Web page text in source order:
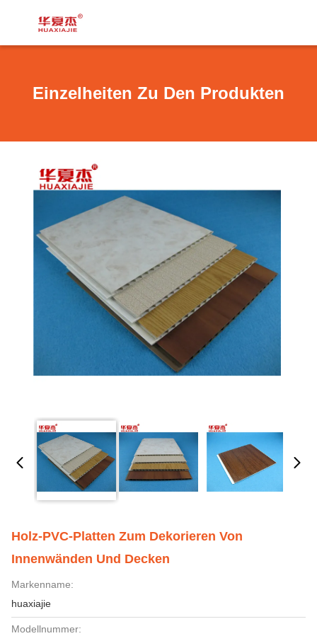
Einzelheiten Zu Den Produkten
Holz-PVC-Platten Zum Dekorieren Von
Innenwänden Und Decken
Markenname:
huaxiajie
Modellnummer: